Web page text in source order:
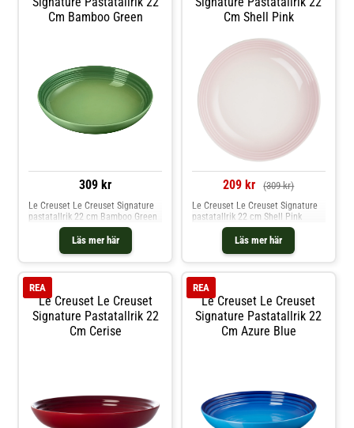
Cm Bamboo Green
309 kr
Läs mer här
Le Creuset Le Creuset Signature
pastatallrik 22 cm Bamboo Green
Cm Shell Pink
209 kr (309 kr)
Läs mer här
Le Creuset Le Creuset Signature
pastatallrik 22 cm Shell Pink
Le Creuset Le Creuset
Signature Pastatallrik 22
Cm Cerise
REA
Le Creuset Le Creuset
Signature Pastatallrik 22
Cm Azure Blue
REA